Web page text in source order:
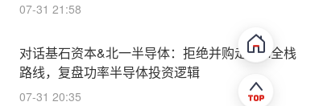
07-31 21:58
对话基石资本&北一半导体：拒绝并购走IDM全栈
路线，复盘功率半导体投资逻辑
07-31 20:35